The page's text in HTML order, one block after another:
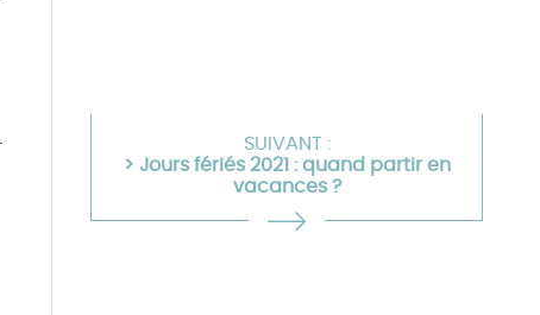
SUIVANT :
> Jours fériés 2021 : quand partir en
vacances ?